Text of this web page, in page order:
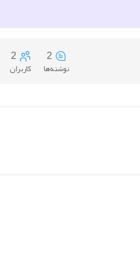
2
نوشته‌ها
2
کاربران